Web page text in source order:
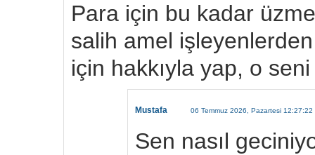
Para için bu kadar
salih amel
için hakkıyla yap, o
Mustafa 06 Temmuz 2026, Pazartesi 12:27:22
Sen nasıl